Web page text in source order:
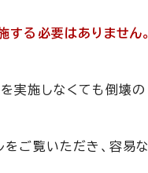
る必要はありません。
実施しなくても倒壊の
ご覧いただき、容易な